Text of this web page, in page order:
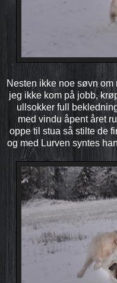
Nesten ikke noe søvn
jeg ikke kom på jobb,
ullsokker full
med vindu åpent året
oppe til stua så stilte de
og med Lurven syntes